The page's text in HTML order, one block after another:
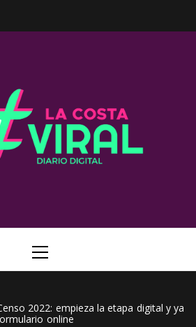
Viral
Menu
2022: empieza la etapa digital y ya
online